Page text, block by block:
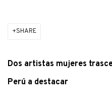
SHARE
Dos artistas mujeres
Perú a destacar